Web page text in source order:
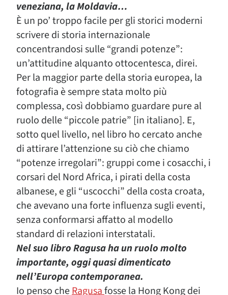
veneziana, la Moldavia…
È un po’ troppo facile per gli storici moderni
scrivere di storia internazionale
concentrandosi sulle “grandi potenze”:
un’attitudine alquanto ottocentesca, direi.
Per la maggior parte della storia europea, la
fotografia è sempre stata molto più
complessa, così dobbiamo guardare pure al
ruolo delle “piccole patrie” [in italiano]. E,
sotto quel livello, nel libro ho cercato anche
di attirare l’attenzione su ciò che chiamo
“potenze irregolari”: gruppi come i cosacchi, i
corsari del Nord Africa, i pirati della costa
albanese, e gli “uscocchi” della costa croata,
che avevano una forte influenza sugli eventi,
senza conformarsi affatto al modello
standard di relazioni interstatali.
Nel suo libro Ragusa ha un ruolo molto
importante, oggi quasi dimenticato
nell’Europa contemporanea.
Io penso cheRagusafosse la Hong Kong dei